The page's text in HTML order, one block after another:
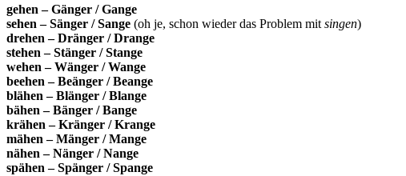
gehen – Gänger / Gange
sehen – Sänger / Sange (oh je, schon wieder das Problem mit singen)
drehen – Dränger / Drange
stehen – Stänger / Stange
wehen – Wänger / Wange
beehen – Beänger / Beange
blähen – Blänger / Blange
bähen – Bänger / Bange
krähen – Kränger / Krange
mähen – Mänger / Mange
nähen – Nänger / Nange
spähen – Spänger / Spange